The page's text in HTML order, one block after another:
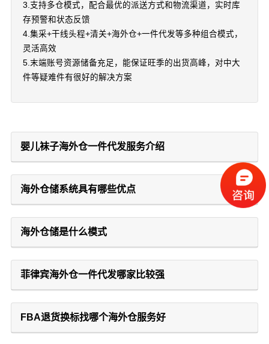
3.支持多仓模式，配合最优的派送方式和物流渠道，实时库
存预警和状态反馈
4.集采+干线头程+清关+海外仓+一件代发等多种组合模式，
灵活高效
5.末端账号资源储备充足，能保证旺季的出货高峰，对中大
件等疑难件有很好的解决方案
婴儿袜子海外仓一件代发服务介绍
海外仓储系统具有哪些优点
海外仓储是什么模式
菲律宾海外仓一件代发哪家比较强
FBA退货换标找哪个海外仓服务好